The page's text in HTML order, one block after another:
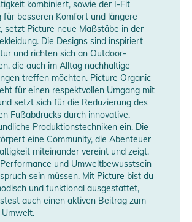
with single-point adjustment system
snap under flap
store bottles on the sides
neoprene
with hook and loop system
und
Sicherheitshinweise und Warnungen
Produkt.
kombiniert, sowie der I-Fit
für besseren Komfort und längere
setzt Picture neue Maßstäbe in der
Die Designs sind inspiriert
und richten sich an Outdoor-
die auch im Alltag nachhaltige
treffen möchten. Picture Organic
für einen respektvollen Umgang mit
setzt sich für die Reduzierung des
Fußabdrucks durch innovative,
Produktionstechniken ein. Die
eine Community, die Abenteuer
miteinander vereint und zeigt,
und Umweltbewusstsein
sein müssen. Mit Picture bist du
und funktional ausgestattet,
auch einen aktiven Beitrag zum